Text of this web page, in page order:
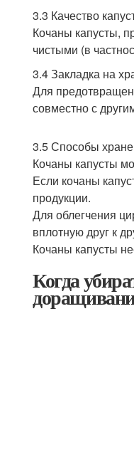
3.3 Качество
Кочаны капусты,
чистыми (в
3.4 Закладка на
Для
совместно с
3.5 Способы
Кочаны капусты
Если кочаны
продукции.
Для облегчения
вплотную друг к
Кочаны капусты
Когда